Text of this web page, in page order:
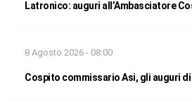
Latronico: auguri all’Ambasciatore
8 Agosto 2026 - 08:00
Cospito commissario Asi, gli auguri